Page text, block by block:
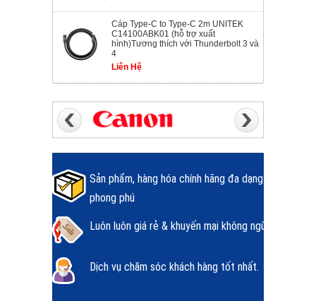
Cáp Type-C to Type-C 2m UNITEK
C14100ABK01 (hỗ trợ xuất
hình)Tương thích với Thunderbolt 3 và
4
Liên Hệ
Sản phẩm, hàng hóa chính hãng đa dạng
phong phú
Luôn luôn giá rẻ & khuyến mại không ngừng.
Dịch vụ chăm sóc khách hàng tốt nhất.